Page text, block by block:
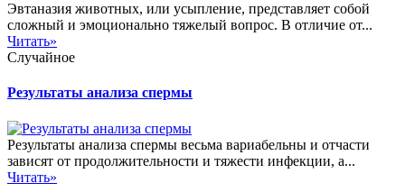
Эвтаназия животных, или усыпление, представляет собой
сложный и эмоционально тяжелый вопрос. В отличие от...
Читать»
Случайное
Результаты анализа спермы
Результаты анализа спермы весьма вариабельны и отчасти
зависят от продолжительности и тяжести инфекции, а...
Читать»